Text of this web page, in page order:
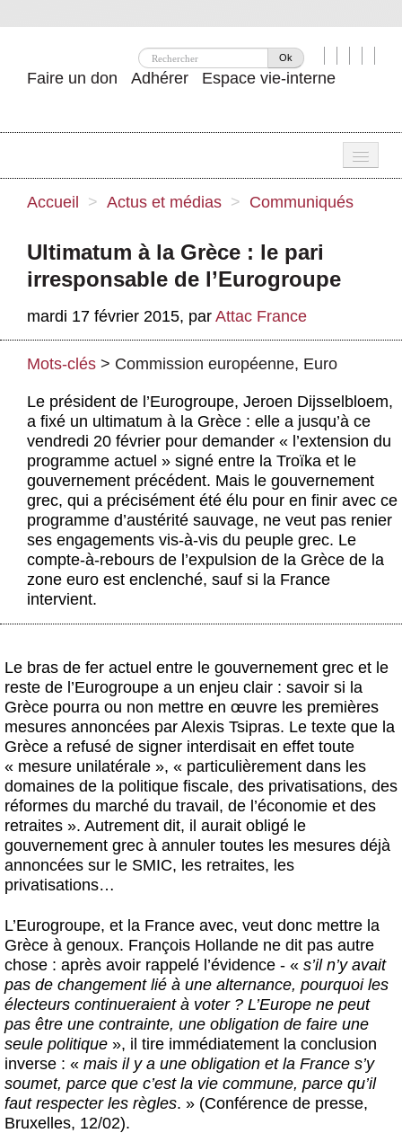
Ok
Faire un don Adhérer Espace vie-interne
Nos idées
Publications
Agenda
Actus et médias
Boutique
Accueil > Actus et médias > Communiqués
Ultimatum à la Grèce : le pari
irresponsable de l’Eurogroupe
mardi 17 février 2015, par Attac France
Mots-clés > Commission européenne, Euro
Le président de l’Eurogroupe, Jeroen Dijsselbloem,
a fixé un ultimatum à la Grèce : elle a jusqu’à ce
vendredi 20 février pour demander « l’extension du
programme actuel » signé entre la Troïka et le
gouvernement précédent. Mais le gouvernement
grec, qui a précisément été élu pour en finir avec ce
programme d’austérité sauvage, ne veut pas renier
ses engagements vis-à-vis du peuple grec. Le
compte-à-rebours de l’expulsion de la Grèce de la
zone euro est enclenché, sauf si la France
intervient.
Le bras de fer actuel entre le gouvernement grec et le
reste de l’Eurogroupe a un enjeu clair : savoir si la
Grèce pourra ou non mettre en œuvre les premières
mesures annoncées par Alexis Tsipras. Le texte que la
Grèce a refusé de signer interdisait en effet toute
« mesure unilatérale », « particulièrement dans les
domaines de la politique fiscale, des privatisations, des
réformes du marché du travail, de l’économie et des
retraites ». Autrement dit, il aurait obligé le
gouvernement grec à annuler toutes les mesures déjà
annoncées sur le SMIC, les retraites, les
privatisations…
L’Eurogroupe, et la France avec, veut donc mettre la
Grèce à genoux. François Hollande ne dit pas autre
chose : après avoir rappelé l’évidence - « s’il n’y avait
pas de changement lié à une alternance, pourquoi les
électeurs continueraient à voter ? L’Europe ne peut
pas être une contrainte, une obligation de faire une
seule politique », il tire immédiatement la conclusion
inverse : « mais il y a une obligation et la France s’y
soumet, parce que c’est la vie commune, parce qu’il
faut respecter les règles. » (Conférence de presse,
Bruxelles, 12/02).